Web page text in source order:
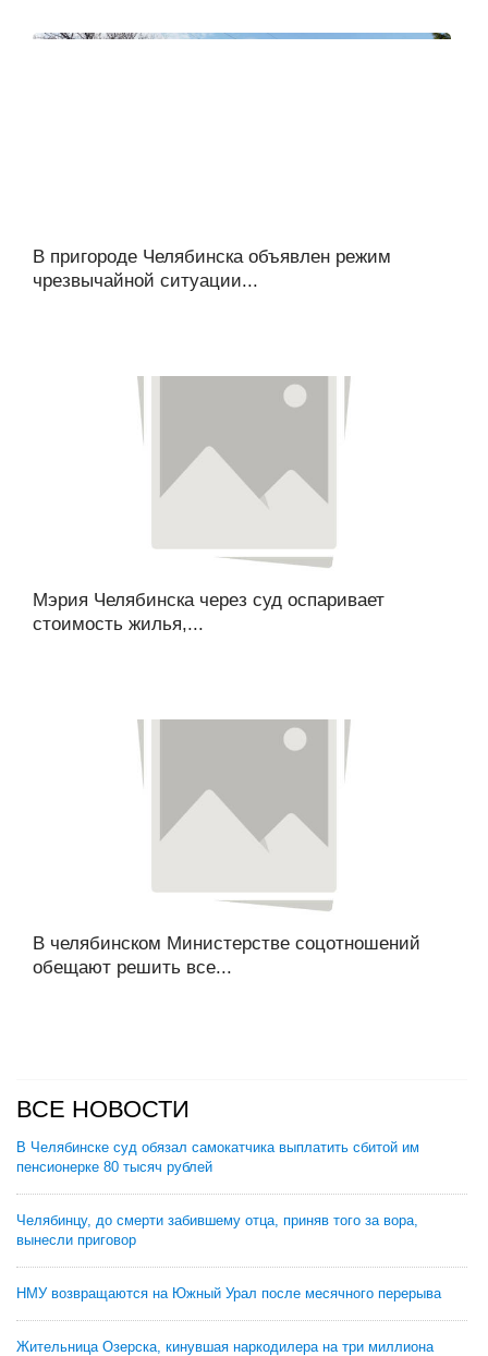
В пригороде Челябинска объявлен режим
чрезвычайной ситуации...
Мэрия Челябинска через суд оспаривает
стоимость жилья,...
В челябинском Министерстве соцотношений
обещают решить все...
ВСЕ НОВОСТИ
В Челябинске суд обязал самокатчика выплатить сбитой им
пенсионерке 80 тысяч рублей
Челябинцу, до смерти забившему отца, приняв того за вора,
вынесли приговор
НМУ возвращаются на Южный Урал после месячного перерыва
Жительница Озерска, кинувшая наркодилера на три миллиона